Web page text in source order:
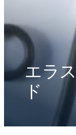
エラ
ド